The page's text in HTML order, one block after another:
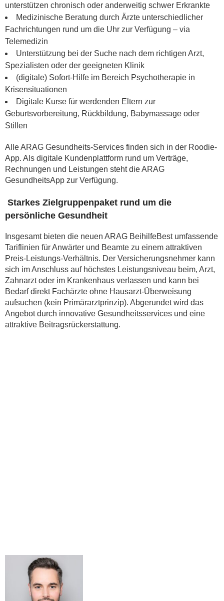
unterstützen chronisch oder anderweitig schwer Erkrankte
Medizinische Beratung durch Ärzte unterschiedlicher
Fachrichtungen rund um die Uhr zur Verfügung – via
Telemedizin
Unterstützung bei der Suche nach dem richtigen Arzt,
Spezialisten oder der geeigneten Klinik
(digitale) Sofort-Hilfe im Bereich Psychotherapie in
Krisensituationen
Digitale Kurse für werdenden Eltern zur
Geburtsvorbereitung, Rückbildung, Babymassage oder
Stillen
Alle ARAG Gesundheits-Services finden sich in der Roodie-
App. Als digitale Kundenplattform rund um Verträge,
Rechnungen und Leistungen steht die ARAG
GesundheitsApp zur Verfügung.
Starkes Zielgruppenpaket rund um die
persönliche Gesundheit
Insgesamt bieten die neuen ARAG BeihilfeBest umfassende
Tariflinien für Anwärter und Beamte zu einem attraktiven
Preis-Leistungs-Verhältnis. Der Versicherungsnehmer kann
sich im Anschluss auf höchstes Leistungsniveau beim, Arzt,
Zahnarzt oder im Krankenhaus verlassen und kann bei
Bedarf direkt Fachärzte ohne Hausarzt-Überweisung
aufsuchen (kein Primärarztprinzip). Abgerundet wird das
Angebot durch innovative Gesundheitsservices und eine
attraktive Beitragsrückerstattung.